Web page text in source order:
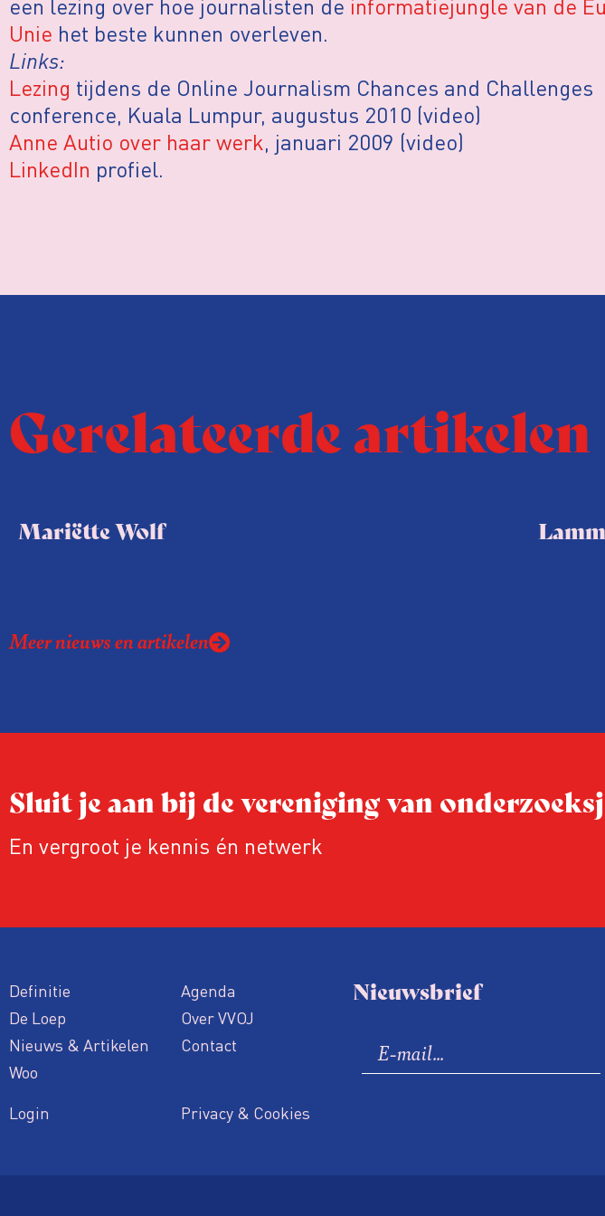
een lezing over hoe journalisten de informatiejungle van de
Unie het beste kunnen overleven.
Links:
Lezing tijdens de Online Journalism Chances and Challenges
conference, Kuala Lumpur, augustus 2010 (video)
Anne Autio over haar werk, januari 2009 (video)
LinkedIn profiel.
Gerelateerde artikelen
Mariëtte Wolf
Meer nieuws en artikelen
Sluit je aan bij de vereniging van
En vergroot je kennis én netwerk
Definitie
De Loep
Nieuws & Artikelen
Woo
Agenda
Over VVOJ
Contact
Login Privacy & Cookies
Nieuwsbrief